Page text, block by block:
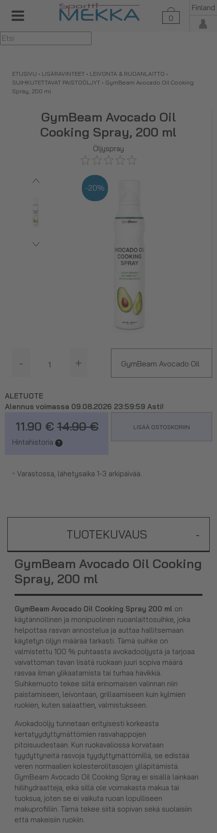
0
Finland
▼
ETUSIVU • LISÄRAVINTEET • LEIVONTA & RUOANLAITTO •
SUIHKUTETTAVAT PAISTOÖLJYT • GymBeam Avocado Oil Cooking
Spray, 200 ml
GymBeam Avocado Oil
Cooking Spray, 200 ml
Öljyspray
-20%
- + GymBeam Avocado Oil
ALETUOTE
Alennus voimassa 09.08.2026 23:59:59 Asti!
11.90 € 14.90 €
Hintahistoria
LISÄÄ OSTOSKORIIN
• Varastossa, lähetysaika 1-3 arkipäivää.
TUOTEKUVAUS -
GymBeam Avocado Oil Cooking
Spray, 200 ml
GymBeam Avocado Oil Cooking Spray 200 ml on
käytännöllinen ja monipuolinen ruoanlaittosuihke, joka
helpottaa rasvan annostelua ja auttaa hallitsemaan
käytetyn öljyn määrää tarkasti. Tämä suihke on
valmistettu 100 % puhtaasta avokadoöljystä ja tarjoaa
vaivattoman tavan lisätä ruokaan juuri sopiva määrä
rasvaa ilman ylikaatamista tai turhaa hävikkiä.
Suihkemuoto tekee siitä erinomaisen valinnan niin
paistamiseen, leivontaan, grillaamiseen kuin kylmien
ruokien, kuten salaattien, valmistukseen.
Avokadoöljy tunnetaan erityisesti korkeasta
kertatyydyttymättömien rasvahappojen
pitoisuudestaan. Kun ruokavaliossa korvataan
tyydyttyneitä rasvoja tyydyttymättömillä, se edistää
veren normaalien kolesterolitasojen ylläpitämistä.
GymBeam Avocado Oil Cooking Spray ei sisällä lainkaan
hiilihydraatteja, eikä sillä ole voimakasta makua tai
tuoksua, joten se ei vaikuta ruoan lopulliseen
makuprofiiliin. Tämä tekee siitä sopivan sekä suolaisiin
että makeisiin ruokiin.